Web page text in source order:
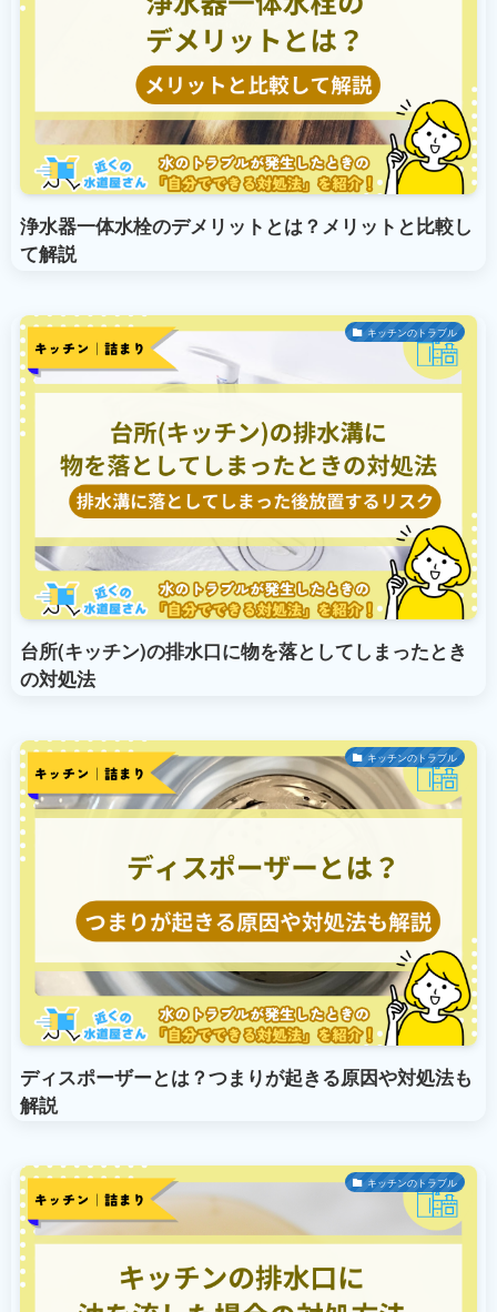
浄水器一体水栓のデメリットとは？メリットと比較し
て解説
キッチンのトラブル
台所(キッチン)の排水口に物を落としてしまったとき
の対処法
キッチンのトラブル
ディスポーザーとは？つまりが起きる原因や対処法も
解説
キッチンのトラブル